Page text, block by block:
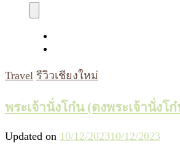
Travel รีวิวเชียงใหม่
พระเจ้านั่งโก๋น (ดงพระเจ้านั่งโ
Updated on 10/12/202310/12/2023